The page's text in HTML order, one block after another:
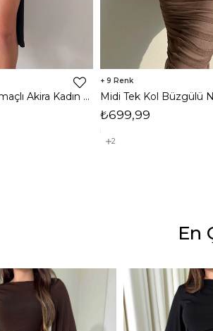
Midi Tek Kol Önden Yırtmaçlı Akira Kadın Siyah Elbise 22K000228
9
₺699,99
2
En